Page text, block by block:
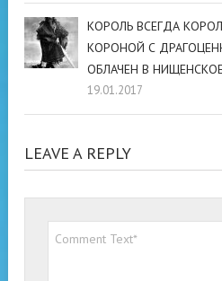
КОРОЛЬ ВСЕГДА
КОРОНОЙ С
ОБЛАЧЕН В
19.01.2017
LEAVE A REPLY